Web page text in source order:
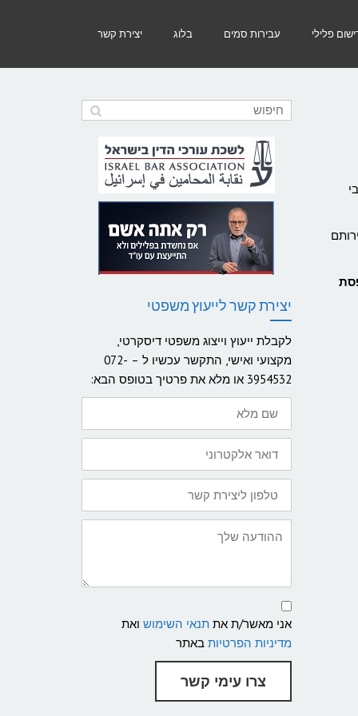
פלילי עבירות סמים בלוג יצירת קשר
הערכות כ – 60% מכתבי
יצירת קשר לייעוץ משפטי
לקבלת ייעוץ וייצוג משפטי דיסקרטי,
מקצועי ואישי, התקשר עכשיו ל – 072-
3954532 או מלא את פרטיך בטופס הבא:
שם
מלא
דואר
אלקטרוני
טלפון
ליצירת
קשר:
ההודעה
שלך
תנאי
שימוש
ומדיניות
פרטיות
אני מאשר/ת אתתנאי השימוש ואת
מדיניות הפרטיות באתר
צרו עימי קשר